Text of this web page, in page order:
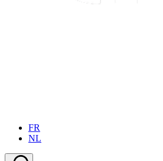
FR
NL